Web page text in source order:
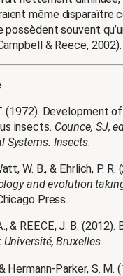
même disparaître
possèdent souvent
& Reece, 2002).
(1972). Development of
insects. Counce, SJ,
Systems: Insects.
W. B., & Ehrlich, P. R.
and evolution
Press.
& REECE, J. B. (2012).
Université, Bruxelles.
Hermann-Parker, S. M.